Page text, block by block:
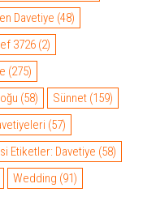
Davetiye (48)
3726 (2)
(275)
(58) Sünnet (159)
(57)
Etiketler: Davetiye (58)
Wedding (91)